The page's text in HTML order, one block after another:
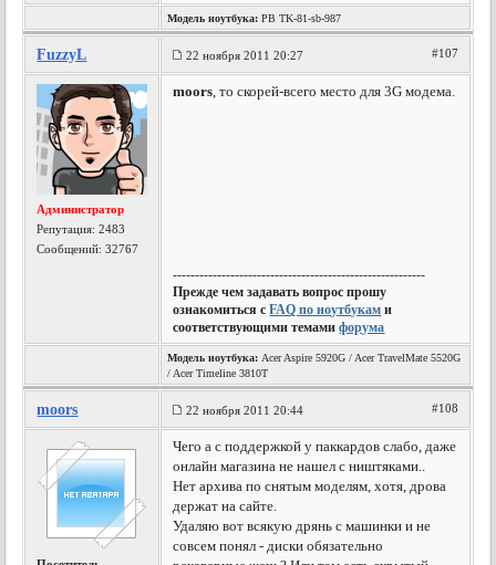
Модель ноутбука: PB TK-81-sb-987
FuzzyL 22 ноября 2011 20:27 #107
Администратор
Репутация:2483
Сообщений: 32767
moors, то скорей-всего место для 3G модема.
---------------------------------------------------------
Прежде чем задавать вопрос прошу
ознакомиться сFAQ по ноутбукам и
соответствующими темамифорума
Модель ноутбука: Acer Aspire 5920G / Acer TravelMate 5520G
/ Acer Timeline 3810T
moors 22 ноября 2011 20:44 #108
Чего а с поддержкой у паккардов слабо, даже
онлайн магазина не нашел с ништяками..
Нет архива по снятым моделям, хотя, дрова
держат на сайте.
Удаляю вот всякую дрянь с машинки и не
совсем понял - диски обязательно